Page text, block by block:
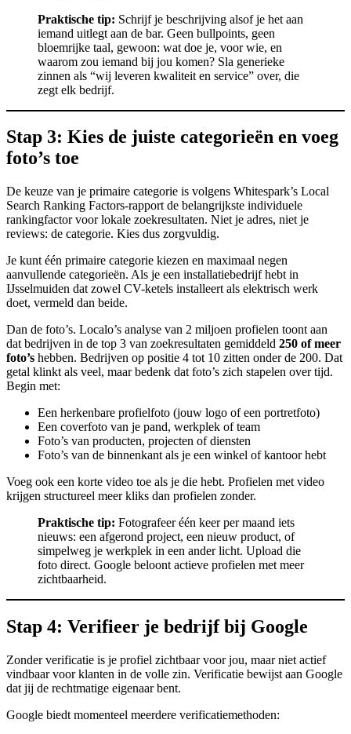
Praktische tip: Schrijf je beschrijving alsof je het aan
iemand uitlegt aan de bar. Geen bullpoints, geen
bloemrijke taal, gewoon: wat doe je, voor wie, en
waarom zou iemand bij jou komen? Sla generieke
zinnen als “wij leveren kwaliteit en service” over, die
zegt elk bedrijf.
Stap 3: Kies de juiste categorieën en voeg
foto’s toe
De keuze van je primaire categorie is volgens Whitespark’s Local
Search Ranking Factors-rapport de belangrijkste individuele
rankingfactor voor lokale zoekresultaten. Niet je adres, niet je
reviews: de categorie. Kies dus zorgvuldig.
Je kunt één primaire categorie kiezen en maximaal negen
aanvullende categorieën. Als je een installatiebedrijf hebt in
IJsselmuiden dat zowel CV-ketels installeert als elektrisch werk
doet, vermeld dan beide.
Dan de foto’s. Localo’s analyse van 2 miljoen profielen toont aan
dat bedrijven in de top 3 van zoekresultaten gemiddeld 250 of meer
foto’s hebben. Bedrijven op positie 4 tot 10 zitten onder de 200. Dat
getal klinkt als veel, maar bedenk dat foto’s zich stapelen over tijd.
Begin met:
Een herkenbare profielfoto (jouw logo of een portretfoto)
Een coverfoto van je pand, werkplek of team
Foto’s van producten, projecten of diensten
Foto’s van de binnenkant als je een winkel of kantoor hebt
Voeg ook een korte video toe als je die hebt. Profielen met video
krijgen structureel meer kliks dan profielen zonder.
Praktische tip: Fotografeer één keer per maand iets
nieuws: een afgerond project, een nieuw product, of
simpelweg je werkplek in een ander licht. Upload die
foto direct. Google beloont actieve profielen met meer
zichtbaarheid.
Stap 4: Verifieer je bedrijf bij Google
Zonder verificatie is je profiel zichtbaar voor jou, maar niet actief
vindbaar voor klanten in de volle zin. Verificatie bewijst aan Google
dat jij de rechtmatige eigenaar bent.
Google biedt momenteel meerdere verificatiemethoden: